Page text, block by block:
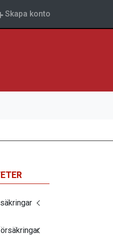
Skapa konto